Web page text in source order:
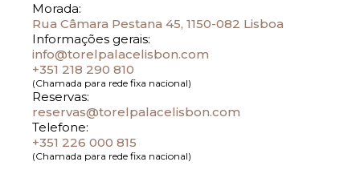
Morada:
Rua Câmara Pestana 45, 1150-082 Lisboa
Informações gerais:
info@torelpalacelisbon.com
+351 218 290 810
(Chamada para rede fixa nacional)
Reservas:
reservas@torelpalacelisbon.com
Telefone:
+351 226 000 815
(Chamada para rede fixa nacional)